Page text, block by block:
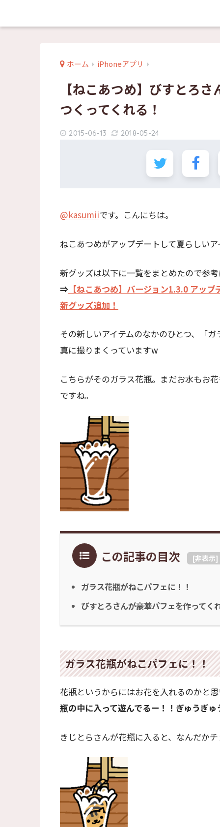
ホーム iPhoneアプリ
【ねこあつめ】びすとろ
つくってくれる！
2015-06-13 2018-05-24
@kasumiiです。こんにちは。
ねこあつめがアップデートして夏らしい
新グッズは以下に一覧をまとめたので参
⇒ 【ねこあつめ】バージョン1.3.0 アッ
新グッズ追加！
その新しいアイテムのなかのひとつ、「
真に撮りまくっていますw
こちらがそのガラス花瓶。まだお水もお
ですね。
この記事の目次 [非表示]
ガラス花瓶がねこパフェに！！
びすとろさんが豪華パフェを作ってく
ガラス花瓶がねこパフェに！！
花瓶というからにはお花を入れるのかと
瓶の中に入って遊んでるー！！ぎゅうぎ
きじとらさんが花瓶に入ると、なんだか